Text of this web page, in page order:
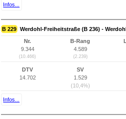
Infos...
B 229 Werdohl-Freiheitstraße (B 236) -
Nr.
9.344
(10.466)
B-Rang
4.589
(2.239)
DTV
14.702
SV
1.529
(10,4%)
Infos...